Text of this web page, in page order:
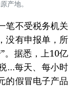
产地。
笔不受税务机关
没有申报单，所
。据悉，上10亿
…每天、每小时
的假冒电子产品